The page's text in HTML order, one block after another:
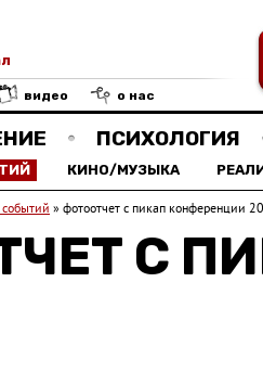
видео о нас
ПСИХОЛОГИЯ
КИНО/МУЗЫКА
событий » фотоотчет с пикап конференции
С